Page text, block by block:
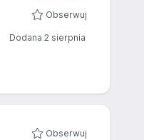
Obserwuj
Dodana 2 sierpnia
Obserwuj